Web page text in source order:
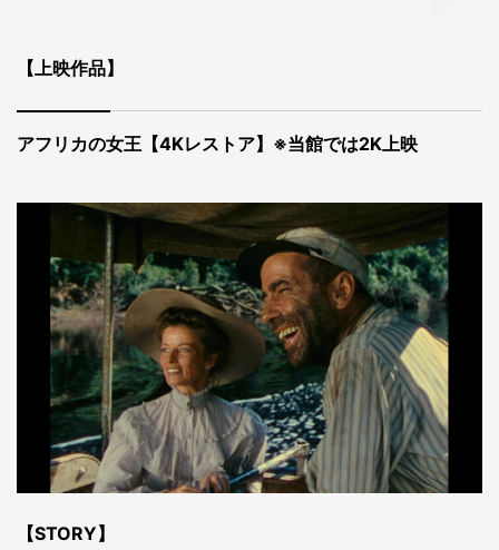
【上映作品】
アフリカの女王【4Kレストア】※当館では2K上映
【STORY】